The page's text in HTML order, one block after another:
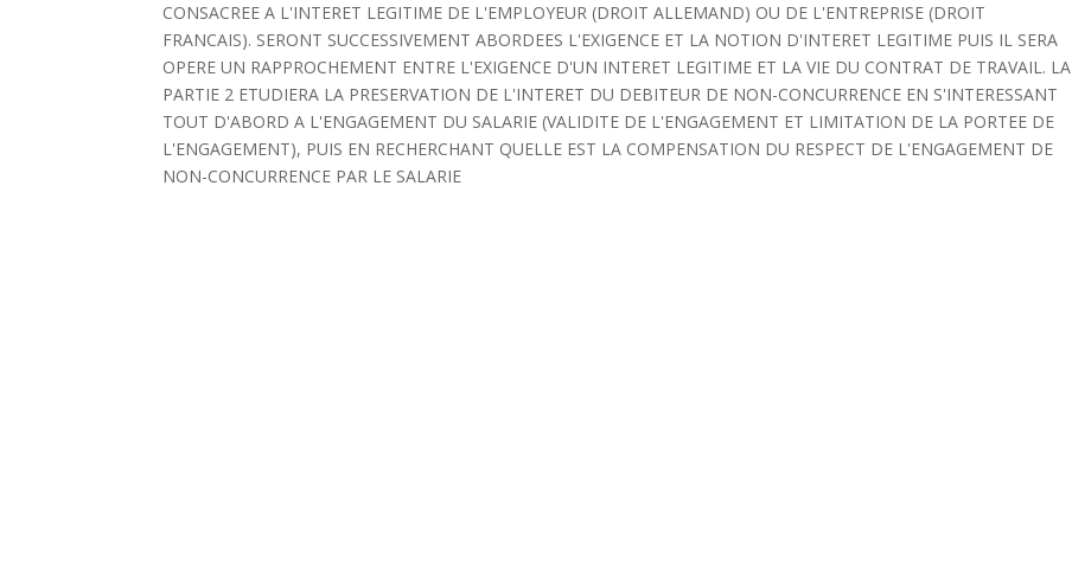
CONSACREE A L'INTERET LEGITIME DE L'EMPLOYEUR (DROIT ALLEMAND) OU DE L'ENTREPRISE (DROIT
FRANCAIS). SERONT SUCCESSIVEMENT ABORDEES L'EXIGENCE ET LA NOTION D'INTERET LEGITIME PUIS IL SERA
OPERE UN RAPPROCHEMENT ENTRE L'EXIGENCE D'UN INTERET LEGITIME ET LA VIE DU CONTRAT DE TRAVAIL. LA
PARTIE 2 ETUDIERA LA PRESERVATION DE L'INTERET DU DEBITEUR DE NON-CONCURRENCE EN S'INTERESSANT
TOUT D'ABORD A L'ENGAGEMENT DU SALARIE (VALIDITE DE L'ENGAGEMENT ET LIMITATION DE LA PORTEE DE
L'ENGAGEMENT), PUIS EN RECHERCHANT QUELLE EST LA COMPENSATION DU RESPECT DE L'ENGAGEMENT DE
NON-CONCURRENCE PAR LE SALARIE